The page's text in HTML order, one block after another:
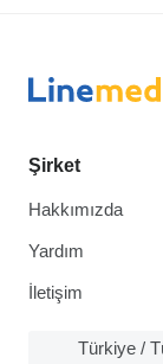
Şirket
Hakkımızda
Yardım
İletişim
Türkiye /